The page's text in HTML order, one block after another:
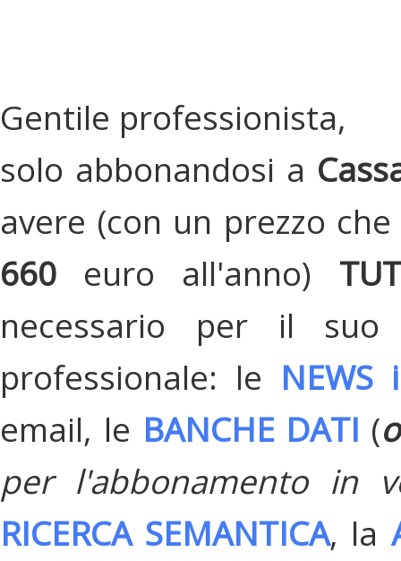
Gentile professionista,
solo abbonandosi a
avere (con un prezzo
660 euro all'anno)
necessario per il suo
professionale: le
email, le BANCHE DATI (
per l'abbonamento in
RICERCA SEMANTICA, la